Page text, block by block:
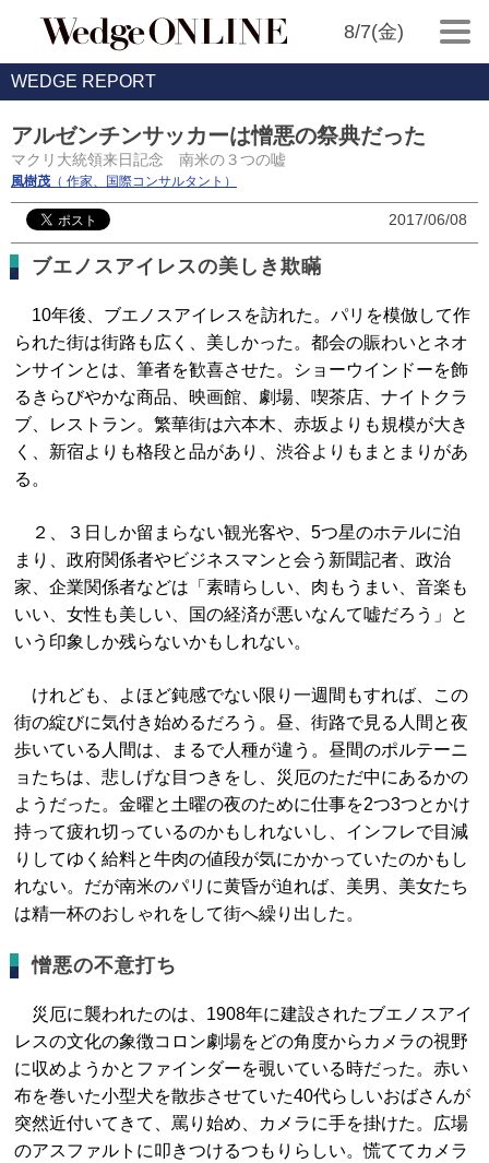
8/7(金)
WEDGE REPORT
アルゼンチンサッカーは憎悪の祭典だった
マクリ大統領来日記念 南米の３つの嘘
風樹茂 （ 作家、国際コンサルタント）
2017/06/08
ブエノスアイレスの美しき欺瞞
10年後、ブエノスアイレスを訪れた。パリを模倣して作
られた街は街路も広く、美しかった。都会の賑わいとネオ
ンサインとは、筆者を歓喜させた。ショーウインドーを飾
るきらびやかな商品、映画館、劇場、喫茶店、ナイトクラ
ブ、レストラン。繁華街は六本木、赤坂よりも規模が大き
く、新宿よりも格段と品があり、渋谷よりもまとまりがあ
る。
２、３日しか留まらない観光客や、5つ星のホテルに泊
まり、政府関係者やビジネスマンと会う新聞記者、政治
家、企業関係者などは「素晴らしい、肉もうまい、音楽も
いい、女性も美しい、国の経済が悪いなんて嘘だろう」と
いう印象しか残らないかもしれない。
けれども、よほど鈍感でない限り一週間もすれば、この
街の綻びに気付き始めるだろう。昼、街路で見る人間と夜
歩いている人間は、まるで人種が違う。昼間のポルテーニ
ョたちは、悲しげな目つきをし、災厄のただ中にあるかの
ようだった。金曜と土曜の夜のために仕事を2つ3つとかけ
持って疲れ切っているのかもしれないし、インフレで目減
りしてゆく給料と牛肉の値段が気にかかっていたのかもし
れない。だが南米のパリに黄昏が迫れば、美男、美女たち
は精一杯のおしゃれをして街へ繰り出した。
憎悪の不意打ち
災厄に襲われたのは、1908年に建設されたブエノスアイ
レスの文化の象徴コロン劇場をどの角度からカメラの視野
に収めようかとファインダーを覗いている時だった。赤い
布を巻いた小型犬を散歩させていた40代らしいおばさんが
突然近付いてきて、罵り始め、カメラに手を掛けた。広場
のアスファルトに叩きつけるつもりらしい。慌ててカメラ